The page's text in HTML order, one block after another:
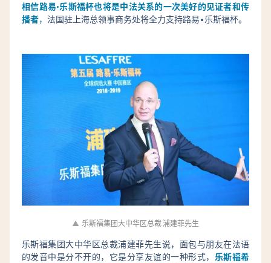
相信路易·乐斯福杯也将是中法关系的一次美好的见证者和传
播者， 法国驻上海总领事商务处将全力支持路易•乐斯福杯。
▲ 乐斯福集团大中华区总裁 浦建菲先生
乐斯福集团大中华区总裁浦建菲先生说，面包与朋友在法语
的发音中是分不开的，它是分享友谊的一种形式， 乐斯福希